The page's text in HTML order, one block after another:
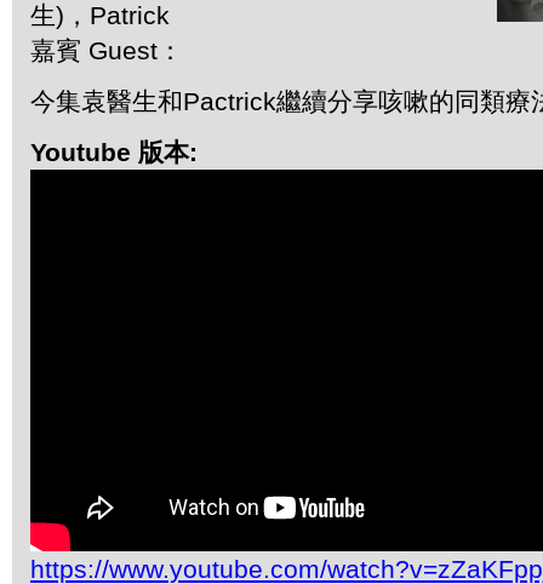
生)，Patrick
嘉賓 Guest：
今集袁醫生和Pactrick繼續分享咳嗽的同類療
Youtube 版本:
https://www.youtube.com/